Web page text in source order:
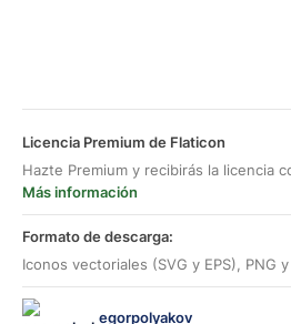
Licencia Premium de Flaticon
Hazte Premium y recibirás la licencia
Más información
Formato de descarga:
Iconos vectoriales (SVG y EPS), PNG y
egorpolyakov